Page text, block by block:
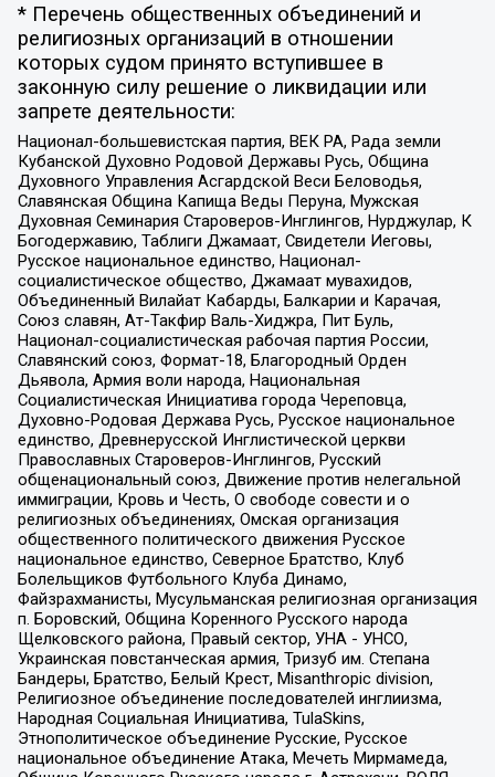
* Перечень общественных объединений и
религиозных организаций в отношении
которых судом принято вступившее в
законную силу решение о ликвидации или
запрете деятельности:
Национал-большевистская партия, ВЕК РА, Рада земли
Кубанской Духовно Родовой Державы Русь, Община
Духовного Управления Асгардской Веси Беловодья,
Славянская Община Капища Веды Перуна, Мужская
Духовная Семинария Староверов-Инглингов, Нурджулар, К
Богодержавию, Таблиги Джамаат, Свидетели Иеговы,
Русское национальное единство, Национал-
социалистическое общество, Джамаат мувахидов,
Объединенный Вилайат Кабарды, Балкарии и Карачая,
Союз славян, Ат-Такфир Валь-Хиджра, Пит Буль,
Национал-социалистическая рабочая партия России,
Славянский союз, Формат-18, Благородный Орден
Дьявола, Армия воли народа, Национальная
Социалистическая Инициатива города Череповца,
Духовно-Родовая Держава Русь, Русское национальное
единство, Древнерусской Инглистической церкви
Православных Староверов-Инглингов, Русский
общенациональный союз, Движение против нелегальной
иммиграции, Кровь и Честь, О свободе совести и о
религиозных объединениях, Омская организация
общественного политического движения Русское
национальное единство, Северное Братство, Клуб
Болельщиков Футбольного Клуба Динамо,
Файзрахманисты, Мусульманская религиозная организация
п. Боровский, Община Коренного Русского народа
Щелковского района, Правый сектор, УНА - УНСО,
Украинская повстанческая армия, Тризуб им. Степана
Бандеры, Братство, Белый Крест, Misanthropic division,
Религиозное объединение последователей инглиизма,
Народная Социальная Инициатива, TulaSkins,
Этнополитическое объединение Русские, Русское
национальное объединение Атака, Мечеть Мирмамеда,